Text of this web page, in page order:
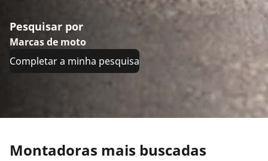
Pesquisar por
Marcas de moto
Completar a minha pesquisa
Montadoras mais buscadas